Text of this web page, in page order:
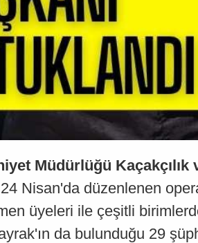
Müdürlüğü Kaçakçılık
Nisan'da düzenlenen
üyeleri ile çeşitli
da bulunduğu 29